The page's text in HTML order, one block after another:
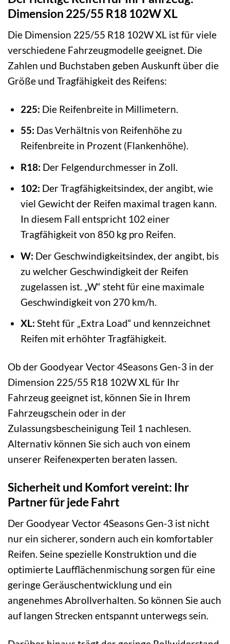
Dimension 225/55 R18 102W XL
Die Dimension 225/55 R18 102W XL ist für viele
verschiedene Fahrzeugmodelle geeignet. Die
Zahlen und Buchstaben geben Auskunft über die
Größe und Tragfähigkeit des Reifens:
225: Die Reifenbreite in Millimetern.
55: Das Verhältnis von Reifenhöhe zu
Reifenbreite in Prozent (Flankenhöhe).
R18: Der Felgendurchmesser in Zoll.
102: Der Tragfähigkeitsindex, der angibt, wie
viel Gewicht der Reifen maximal tragen kann.
In diesem Fall entspricht 102 einer
Tragfähigkeit von 850 kg pro Reifen.
W: Der Geschwindigkeitsindex, der angibt, bis
zu welcher Geschwindigkeit der Reifen
zugelassen ist. „W“ steht für eine maximale
Geschwindigkeit von 270 km/h.
XL: Steht für „Extra Load“ und kennzeichnet
Reifen mit erhöhter Tragfähigkeit.
Ob der Goodyear Vector 4Seasons Gen-3 in der
Dimension 225/55 R18 102W XL für Ihr
Fahrzeug geeignet ist, können Sie in Ihrem
Fahrzeugschein oder in der
Zulassungsbescheinigung Teil 1 nachlesen.
Alternativ können Sie sich auch von einem
unserer Reifenexperten beraten lassen.
Sicherheit und Komfort vereint: Ihr
Partner für jede Fahrt
Der Goodyear Vector 4Seasons Gen-3 ist nicht
nur ein sicherer, sondern auch ein komfortabler
Reifen. Seine spezielle Konstruktion und die
optimierte Laufflächenmischung sorgen für eine
geringe Geräuschentwicklung und ein
angenehmes Abrollverhalten. So können Sie auch
auf langen Strecken entspannt unterwegs sein.